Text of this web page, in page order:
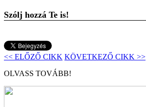
Szólj hozzá Te is!
<< ELŐZŐ CIKK KÖVETKEZŐ CIKK >>
OLVASS TOVÁBB!